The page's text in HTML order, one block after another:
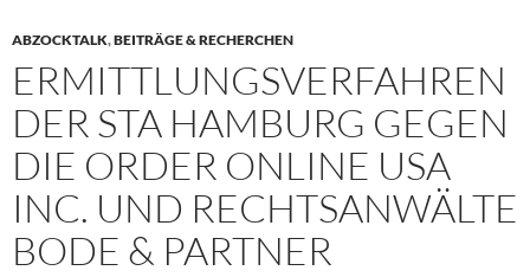
ABZOCKTALK,BEITRÄGE & RECHERCHEN
ERMITTLUNGSVERFAHREN
DER STA HAMBURG GEGEN
DIE ORDER ONLINE USA
INC. UND RECHTSANWÄLTE
BODE & PARTNER